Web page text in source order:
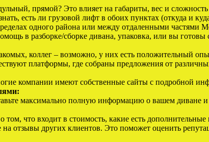
прямой? Это влияет на габариты, вес и сложность
есть ли грузовой лифт в обоих пунктах (откуда и
одного района или между отдаленными частями
в разборке/сборке дивана, упаковка, или вы готовы
коллег – возможно, у них есть положительный
платформы, где собраны предложения от
компании имеют собственные сайты с подробной
максимально полную информацию о вашем диване и
том, что входит в стоимость, какие есть
отзывы других клиентов. Это поможет оценить